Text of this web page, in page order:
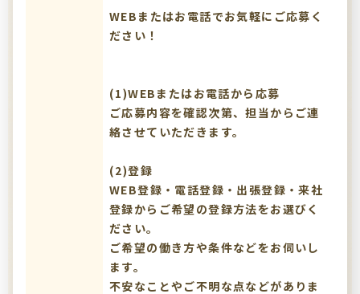
WEBまたはお電話でお気軽にご応募く
ださい！
(1)WEBまたはお電話から応募
ご応募内容を確認次第、担当からご連
絡させていただきます。
(2)登録
WEB登録・電話登録・出張登録・来社
登録からご希望の登録方法をお選びく
ださい。
ご希望の働き方や条件などをお伺いし
ます。
不安なことやご不明な点などがありま